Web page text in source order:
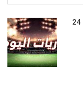
توقيت والقنوات الناقلة مباريات يوم الأربعاء 24